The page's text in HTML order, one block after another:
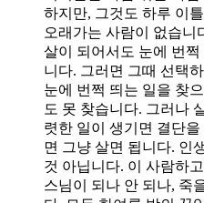
하지만, 그것도 하루 이
오래가는 사람이 없습니
살이 되어서도 눈에 번
니다. 그러면 그때 선택
눈에 번쩍 띄는 일을 찾
도 못 찾습니다. 그러나
렷한 일이 생기면 결단
면 그냥 살면 됩니다. 인
것 아닙니다. 이 사람하
스님이 되나 안 되나, 죽